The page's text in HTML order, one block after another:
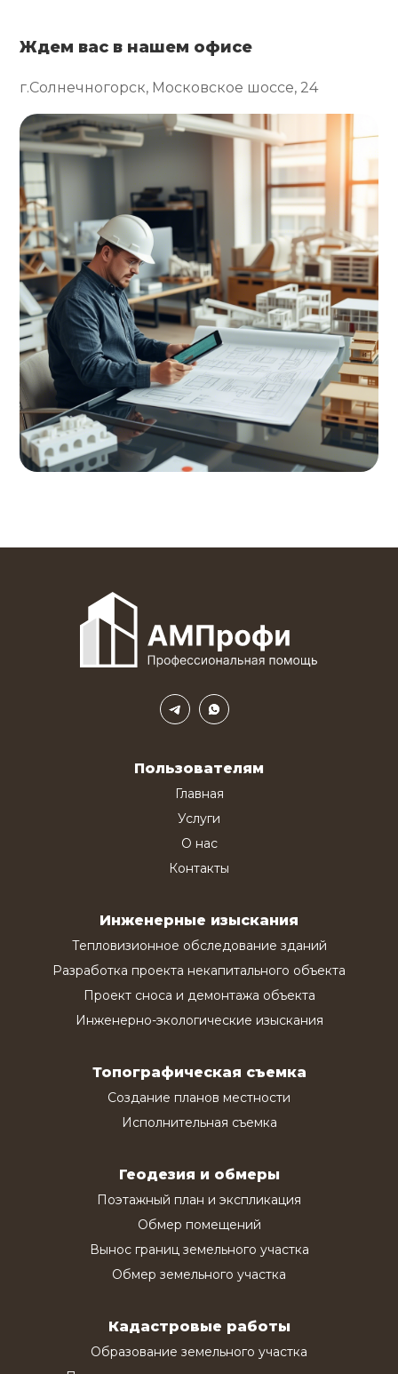
Ждем вас в нашем офисе
г.Солнечногорск, Московское шоссе, 24
Пользователям
Главная
Услуги
О нас
Контакты
Инженерные изыскания
Тепловизионное обследование зданий
Разработка проекта некапитального объекта
Проект сноса и демонтажа объекта
Инженерно-экологические изыскания
Топографическая съемка
Создание планов местности
Исполнительная съемка
Геодезия и обмеры
Поэтажный план и экспликация
Обмер помещений
Вынос границ земельного участка
Обмер земельного участка
Кадастровые работы
Образование земельного участка